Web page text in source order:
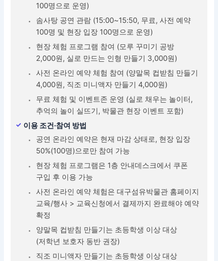
100명으로 운영)
솜사탕 공연 관람 (15:00~15:50, 무료, 사전 예약
100명 및 현장 입장 100명으로 운영)
현장 체험 프로그램 참여 (모루 꾸미기 공방
2,000원, 실로 만드는 인형 만들기 3,000원)
사전 온라인 예약 체험 참여 (양말목 컵받침 만들기
4,000원, 직조 미니액자 만들기 4,000원)
무료 체험 및 이벤트존 운영 (실로 채우는 놀이터,
추억의 놀이 실뜨기, 박물관 현장 이벤트 포함)
이용 조건·참여 방법
공연 온라인 예약은 현재 마감 상태로, 현장 입장
50%(100명)으로만 참여 가능
현장 체험 프로그램은 1층 안내데스크에서 쿠폰
구입 후 이용 가능
사전 온라인 예약 체험은 대구섬유박물관 홈페이지
교육/행사 > 교육신청에서 결제까지 완료해야 예약
확정
양말목 컵받침 만들기는 초등학생 이상 대상
(저학년 보호자 동반 권장)
직조 미니액자 만들기는 초등학생 이상 대상